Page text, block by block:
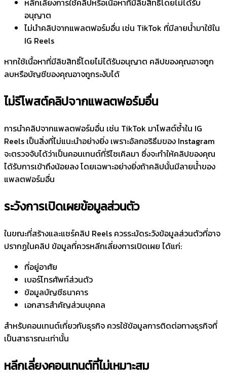
หลีกเลี่ยงการใช้คลิปหรือเนื้อหาที่มีลิขสิทธิ์โดยไม่ได้รับ
อนุญาต
ไม่นำคลิปจากแพลตฟอร์มอื่น เช่น TikTok ที่มีลายน้ำมาใช้ใน
IG Reels
หากใช้เนื้อหาที่มีลิขสิทธิ์โดยไม่ได้รับอนุญาต คลิปของคุณอาจถูก
ลบหรือบัญชีของคุณอาจถูกระงับได้
ไม่รีโพสต์คลิปจากแพลตฟอร์มอื่น
การนำคลิปจากแพลตฟอร์มอื่น เช่น TikTok มาโพสต์ซ้ำใน IG
Reels เป็นสิ่งที่ไม่แนะนำอย่างยิ่ง เพราะอัลกอริธึมของ Instagram
จะตรวจจับได้ว่าเป็นคอนเทนต์ที่รีไซเคิลมา ซึ่งจะทำให้คลิปของคุณ
ได้รับการเข้าถึงน้อยลง โดยเฉพาะอย่างยิ่งถ้าคลิปนั้นมีลายน้ำของ
แพลตฟอร์มอื่น
ระวังการเปิดเผยข้อมูลส่วนตัว
ในขณะที่สร้างและแชร์คลิป Reels ควรระมัดระวังข้อมูลส่วนตัวที่อาจ
ปรากฏในคลิป ข้อมูลที่ควรหลีกเลี่ยงการเปิดเผย ได้แก่:
ที่อยู่อาศัย
เบอร์โทรศัพท์ส่วนตัว
ข้อมูลบัญชีธนาคาร
เอกสารสำคัญส่วนบุคคล
สำหรับคอนเทนต์เกี่ยวกับธุรกิจ ควรใช้ข้อมูลการติดต่อทางธุรกิจที่
เป็นสาธารณะเท่านั้น
หลีกเลี่ยงคอนเทนต์ที่ไม่เหมาะสม